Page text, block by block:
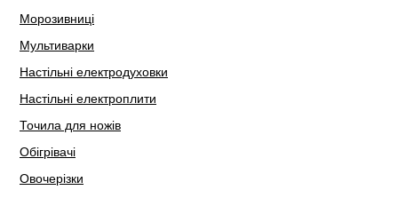
Морозивниці
Мультиварки
Настільні електродуховки
Настільні електроплити
Точила для ножів
Обігрівачі
Овочерізки